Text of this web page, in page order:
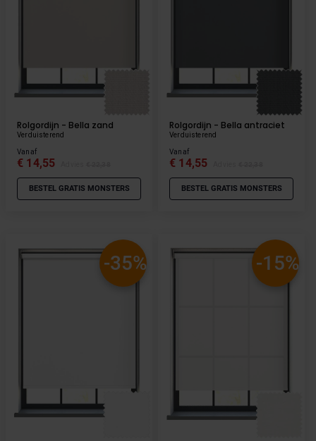
Rolgordijn - Bella zand
Verduisterend
Vanaf
€ 14,55
BESTEL GRATIS MONSTERS
Rolgordijn - Bella antraciet
Verduisterend
Vanaf
€ 14,55
BESTEL GRATIS MONSTERS
-35% -15%